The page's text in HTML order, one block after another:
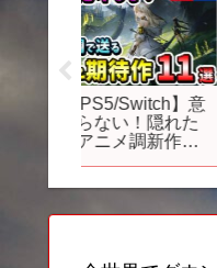
【公式】
Presents